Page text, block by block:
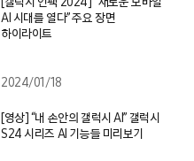
AI 시대를 열다” 주요 장면
하이라이트
2024/01/18
[영상] “내 손안의 갤럭시 AI” 갤럭시
S24 시리즈 AI 기능들 미리보기